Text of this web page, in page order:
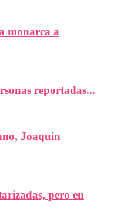
monarca a
reportadas...
Joaquín
pero en